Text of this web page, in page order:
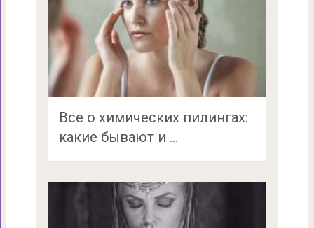
Все о химических пилингах:
какие бывают и …